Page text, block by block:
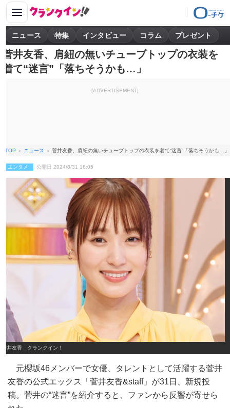
ニュース 特集 インタビュー コラム プレゼント
菅井友香、肩紐の無いチューブトップの衣装を
着て“迷言”「落ちそうかも…」
[ADVERTISEMENT]
TOP ニュース 菅井友香、肩紐の無いチューブトップの衣装を着て“迷言”「落ちそうかも…」
エンタメ 公開日 2024/8/31 18:05
菅井友香 クランクイン！
元櫻坂46メンバーで女優、タレントとして活躍する菅井
友香の公式エックス「菅井友香&staff」が31日、新規投
稿。菅井の“迷言”を紹介すると、ファンから反響が寄せら